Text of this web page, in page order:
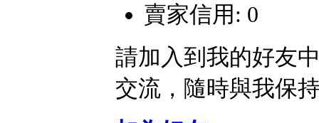
賣家信用: 0
請加入到我的好友
交流，隨時與我保